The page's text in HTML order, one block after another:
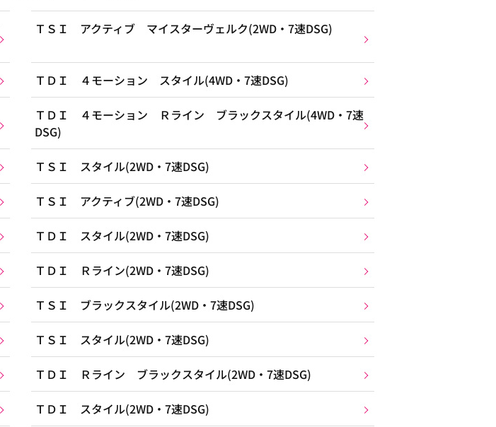
ＴＳＩ アクティブ マイスターヴェルク(2WD・7速DSG)
ＴＤＩ ４モーション スタイル(4WD・7速DSG)
ＴＤＩ ４モーション Ｒライン ブラックスタイル(4WD・7速
DSG)
ＴＳＩ スタイル(2WD・7速DSG)
ＴＳＩ アクティブ(2WD・7速DSG)
ＴＤＩ スタイル(2WD・7速DSG)
ＴＤＩ Ｒライン(2WD・7速DSG)
ＴＳＩ ブラックスタイル(2WD・7速DSG)
ＴＳＩ スタイル(2WD・7速DSG)
ＴＤＩ Ｒライン ブラックスタイル(2WD・7速DSG)
ＴＤＩ スタイル(2WD・7速DSG)